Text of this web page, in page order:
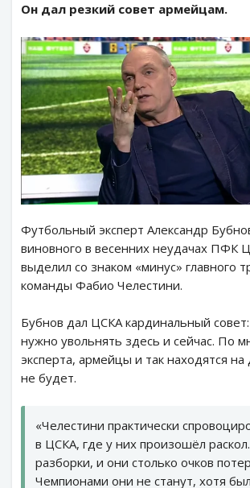
Он дал резкий совет армейцам.
Футбольный эксперт Александр
виновного в весенних неудачах ПФК
выделил со знаком «минус» главного
команды Фабио Челестини.
Бубнов дал ЦСКА кардинальный
нужно увольнять здесь и сейчас. По
эксперта, армейцы и так находятся
не будет.
«Челестини практически
в ЦСКА, где у них произошёл
разборки, и они столько очков
Чемпионами они не станут, хотя